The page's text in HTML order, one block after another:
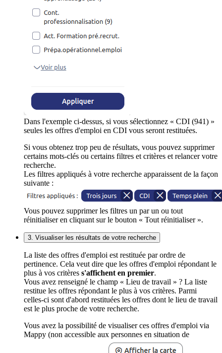
Dans l'exemple ci-dessus, si vous sélectionnez « CDI (941) »
seules les offres d'emploi en CDI vous seront restituées.
Si vous obtenez trop peu de résultats, vous pouvez supprimer
certains mots-clés ou certains filtres et critères et relancer votre
recherche.
Les filtres appliqués à votre recherche apparaissent de la façon
suivante :
Vous pouvez supprimer les filtres un par un ou tout
réinitialiser en cliquant sur le bouton « Tout réinitialiser ».
3. Visualiser les résultats de votre recherche
La liste des offres d'emploi est restituée par ordre de
pertinence. Cela veut dire que les offres d'emploi répondant le
plus à vos critères s'affichent en premier.
Vous avez renseigné le champ « Lieu de travail » ? La liste
restitue les offres répondant le plus à vos critères. Parmi
celles-ci sont d'abord restituées les offres dont le lieu de travail
est le plus proche de votre recherche.
Vous avez la possibilité de visualiser ces offres d'emploi via
Mappy (non accessible aux personnes en situation de